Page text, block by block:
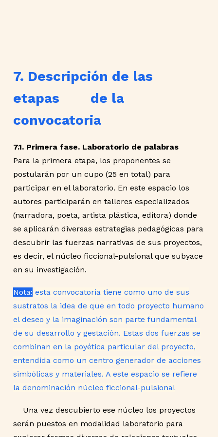
7. Descripción de las
etapas de la
convocatoria
7.1. Primera fase. Laboratorio de palabras
Para la primera etapa, los proponentes se
postularán por un cupo (25 en total) para
participar en el laboratorio. En este espacio los
autores participarán en talleres especializados
(narradora, poeta, artista plástica, editora) donde
se aplicarán diversas estrategias pedagógicas para
descubrir las fuerzas narrativas de sus proyectos,
es decir, el núcleo ficcional-pulsional que subyace
en su investigación.
Nota: esta convocatoria tiene como uno de sus
sustratos la idea de que en todo proyecto humano
el deseo y la imaginación son parte fundamental
de su desarrollo y gestación. Estas dos fuerzas se
combinan en la poyética particular del proyecto,
entendida como un centro generador de acciones
simbólicas y materiales. A este espacio se refiere
la denominación núcleo ficcional-pulsional
Una vez descubierto ese núcleo los proyectos
serán puestos en modalidad laboratorio para